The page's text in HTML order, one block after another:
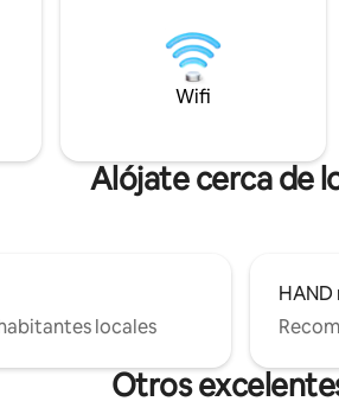
Laurel.
tranquilo
regresen.
refugio es perfecto para
de la fotografía, los
y los viajeros que buscan
artística.
Wifi
Alójate cerca de
locales
HAND
Otros